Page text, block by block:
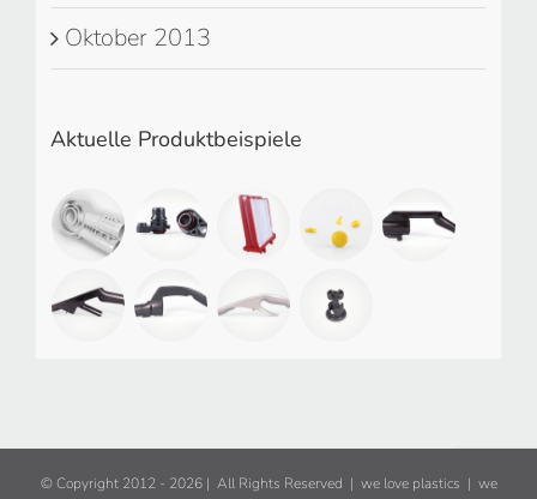
Oktober 2013
Aktuelle Produktbeispiele
© Copyright 2012 - 2026 | All Rights Reserved | we love plastics | we